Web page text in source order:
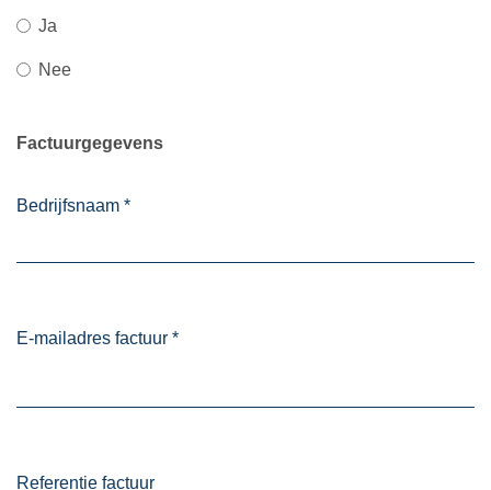
Ja
Nee
Factuurgegevens
Bedrijfsnaam *
E-mailadres factuur *
Referentie factuur